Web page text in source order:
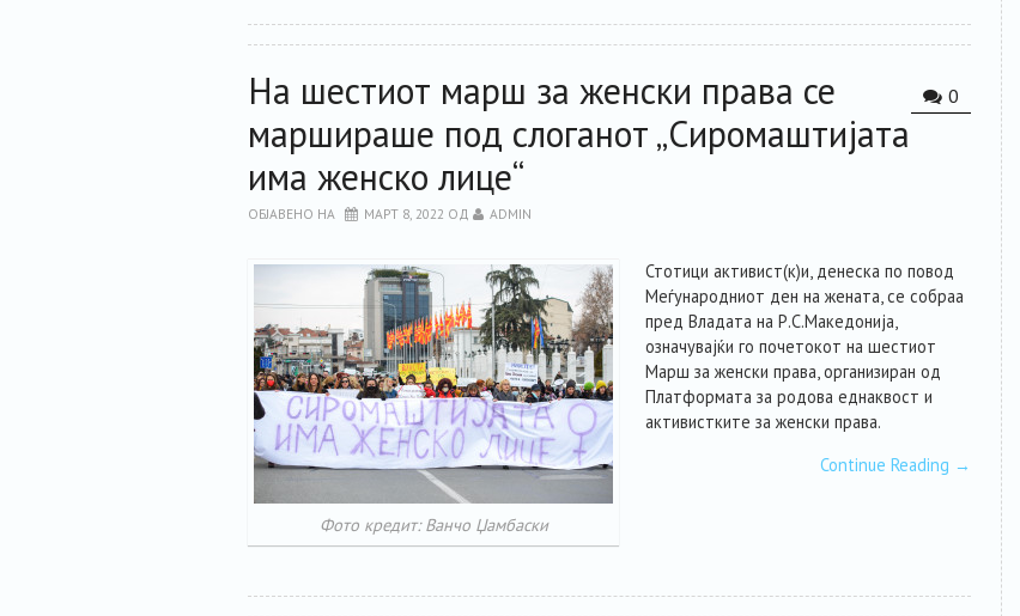
0
На шестиот марш за женски права се
маршираше под слоганот „Сиромаштијата
има женско лице“
ОБЈАВЕНО НА МАРТ 8, 2022 ОД ADMIN
Фото кредит: Ванчо Џамбаски
Стотици активист(к)и, денеска по повод
Меѓународниот ден на жената, се собраа
пред Владата на Р.С.Македонија,
означувајќи го почетокот на шестиот
Марш за женски права, организиран од
Платформата за родова еднаквост и
активистките за женски права.
Continue Reading →